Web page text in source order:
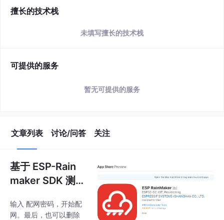
擅长的技术栈
未填写擅长的技术栈
可提供的服务
暂无可提供的服务
文章列表 讨论/问答 关注
基于 ESP-Rain
maker SDK 测
泡控制
输入 配网密码，开始配
网。最后，也可以删除